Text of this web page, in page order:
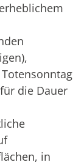
die Dauer
in